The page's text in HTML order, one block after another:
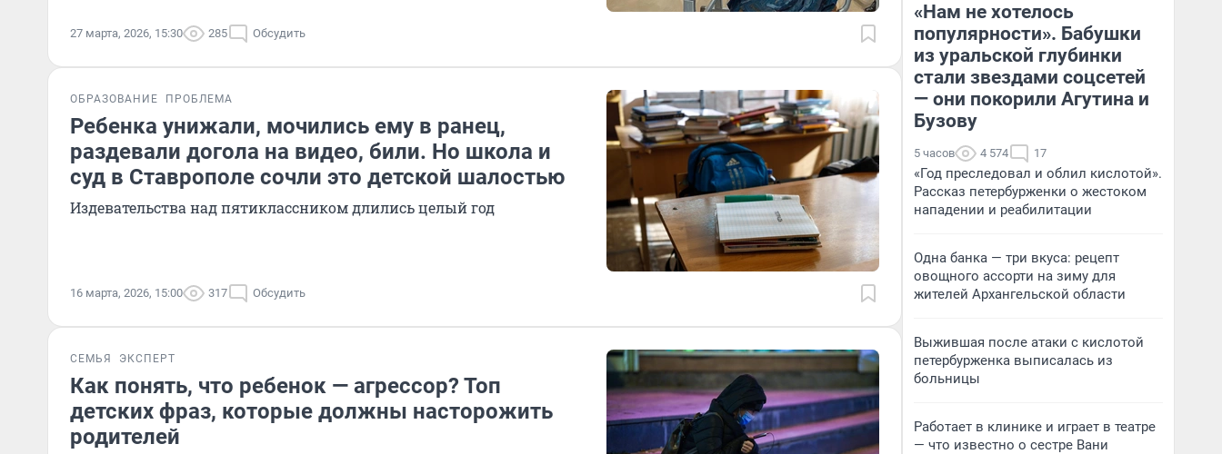
27 марта, 2026, 15:30 285 Обсудить
ОБРАЗОВАНИЕ ПРОБЛЕМА
Ребенка унижали, мочились ему в ранец,
раздевали догола на видео, били. Но школа и
суд в Ставрополе сочли это детской шалостью
Издевательства над пятиклассником длились целый год
16 марта, 2026, 15:00 317 Обсудить
СЕМЬЯ ЭКСПЕРТ
Как понять, что ребенок — агрессор? Топ
детских фраз, которые должны насторожить
родителей
«Нам не хотелось
популярности». Бабушки
из уральской глубинки
стали звездами соцсетей
— они покорили Агутина и
Бузову
5 часов 4 574 17
«Год преследовал и облил кислотой».
Рассказ петербурженки о жестоком
нападении и реабилитации
Одна банка — три вкуса: рецепт
овощного ассорти на зиму для
жителей Архангельской области
Выжившая после атаки с кислотой
петербурженка выписалась из
больницы
Работает в клинике и играет в театре
— что известно о сестре Вани